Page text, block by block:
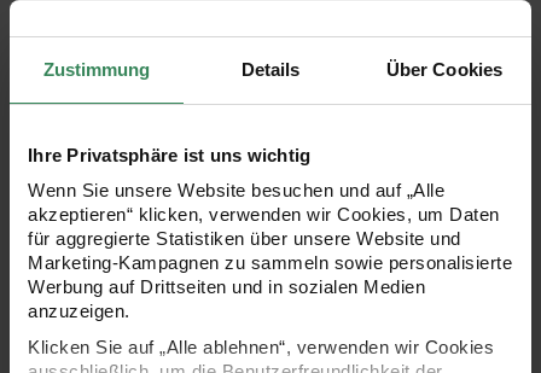
Zustimmung Details Über Cookies
Ihre Privatsphäre ist uns wichtig
Wenn Sie unsere Website besuchen und auf „Alle
akzeptieren“ klicken, verwenden wir Cookies, um Daten
für aggregierte Statistiken über unsere Website und
Marketing-Kampagnen zu sammeln sowie personalisierte
Werbung auf Drittseiten und in sozialen Medien
anzuzeigen.
Klicken Sie auf „Alle ablehnen“, verwenden wir Cookies
Verwandeln Sie die Ohrstecker in Aufsehen erregende
Schmuckstücke. Insbesondere mit aufgeklebten Swarovski-
können Sie selbstverständlich auch mit vielen anderen
Materialien bekleben.
Größe: 13x8 mm
Farbe: goldfarbig
Inhalt: 2 Stück